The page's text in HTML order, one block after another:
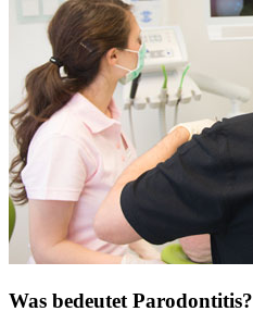
Was bedeutet Parodontitis?